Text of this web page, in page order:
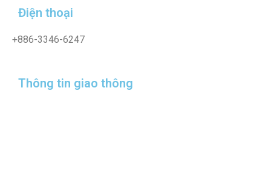
Điện thoại
+886-3346-6247
Thông tin giao thông